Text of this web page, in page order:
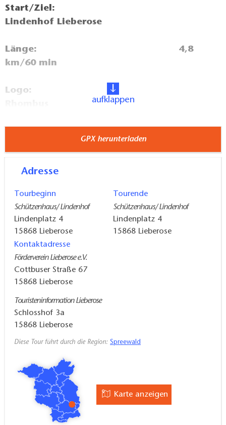
Start/Ziel:
Lindenhof Lieberose
Länge: 4,8
km/60 min
Logo:
über die Doberburger Chaussee durch den
Stockshof rund um das "alte Schloss" und
über die Behlower Chaussee zurück
Sehenswürdigkeiten:
Slawenburg
Lindenhof
Kombinationsmöglichkeiten:
Eichbergtour
Wegbeschaffenheit:
abwechslungsreich
Karten/ Literatur:
Touristinformation Lieberose (Schlosshof 3a)
aufklappen
GPX herunterladen
Adresse
Tourbeginn
Schützenhaus/ Lindenhof
Lindenplatz 4
15868 Lieberose
Tourende
Schützenhaus/ Lindenhof
Lindenplatz 4
15868 Lieberose
Kontaktadresse
Förderverein Lieberose e.V.
Cottbuser Straße 67
15868 Lieberose
Touristeninformation Lieberose
Schlosshof 3a
15868 Lieberose
Diese Tour führt durch die Region: Spreewald
Karte anzeigen